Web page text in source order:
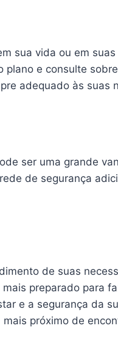
sua vida ou em
e consulte
adequado às suas
ser uma grande
de segurança
de suas
preparado para
e a segurança da
próximo de